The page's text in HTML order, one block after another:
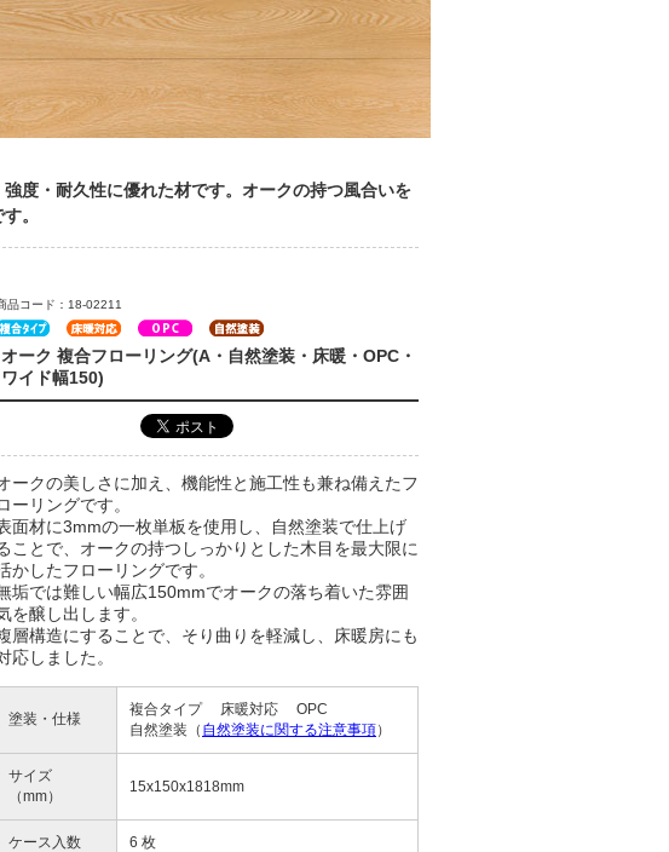
度・耐久性に優れた材です。オークの持つ風合いを
。
品コード：18-02211
オーク 複合フローリング(A・自然塗装・床暖・OPC・
ワイド幅150)
ークの美しさに加え、機能性と施工性も兼ね備えたフ
ーリングです。
面材に3mmの一枚単板を使用し、自然塗装で仕上げ
ことで、オークの持つしっかりとした木目を最大限に
かしたフローリングです。
垢では難しい幅広150mmでオークの落ち着いた雰囲
を醸し出します。
層構造にすることで、そり曲りを軽減し、床暖房にも
応しました。
塗装・仕様
複合タイプ 床暖対応
OPC
自然塗装（ 自然塗装に関する注意事項）
サイズ
（mm）
15x150x1818mm
ケース入数 6 枚